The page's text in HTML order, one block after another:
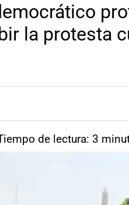
la protesta
de lectura: 3